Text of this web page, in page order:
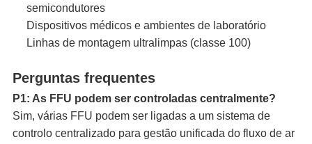
semicondutores
Dispositivos médicos e ambientes de laboratório
Linhas de montagem ultralimpas (classe 100)
Perguntas frequentes
P1: As FFU podem ser controladas centralmente?
Sim, várias FFU podem ser ligadas a um sistema de
controlo centralizado para gestão unificada do fluxo de ar